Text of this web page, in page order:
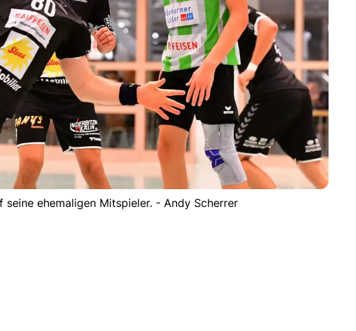
ehemaligen Mitspieler. - Andy Scherrer